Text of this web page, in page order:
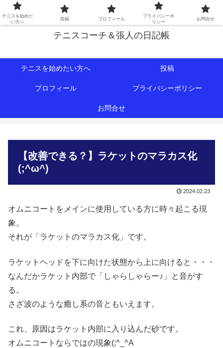
初心者∼中級者向けの情報を中心にテニスライフをサポート！
テニスコーチ＆張人の日記帳
テニスを始めたい方へ 投稿
プロフィール プライバシーポリシー
お問合せ
【改善できる？】ラケットのマラカス化
(;^ω^)
2024.02.23
オムニコートをメインに使用している方に時々起こる現
象。
それが「ラケットのマラカス化」です。
ラケットヘッドを下に向けた状態から上に向けると・・・
なんだかラケット内部で「しゃらしゃらー♪」と音がす
る。
さざ波のような癒し系の音ともいえます。
これ、原因はラケット内部に入り込んだ砂です。
オムニコートならではの現象(;^_^A
テニスを始めた
い方へ
投稿 プロフィール
プライバシーポ
リシー
お問合せ